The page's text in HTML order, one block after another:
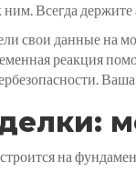
ним. Всегда
свои данные на
реакция
на